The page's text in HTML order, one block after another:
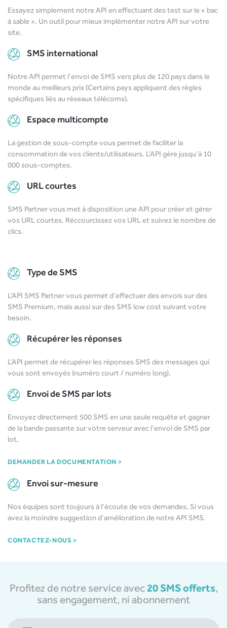
Essayez simplement notre API en effectuant des test sur le « bac
à sable ». Un outil pour mieux implémenter notre API sur votre
site.
SMS international
Notre API permet l’envoi de SMS vers plus de 120 pays dans le
monde au meilleurs prix (Certains pays appliquent des règles
spécifiques liés au réseaux télécoms).
Espace multicompte
La gestion de sous-compte vous permet de faciliter la
consommation de vos clients/utilisateurs. L’API gère jusqu’à 10
000 sous-comptes.
URL courtes
SMS Partner vous met à disposition une API pour créer et gérer
vos URL courtes. Réccourcissez vos URL et suivez le nombre de
clics.
Type de SMS
L’API SMS Partner vous permet d’effectuer des envois sur des
SMS Premium, mais aussi sur des SMS low cost suivant votre
besoin.
Récupérer les réponses
L’API permet de récupérer les réponses SMS des messages qui
vous sont envoyés (numéro court / numéro long).
Envoi de SMS par lots
Envoyez directement 500 SMS en une seule requête et gagner
de la bande passante sur votre serveur avec l’envoi de SMS par
lot.
DEMANDER LA DOCUMENTATION >
Envoi sur-mesure
Nos équipes sont toujours à l’écoute de vos demandes. Si vous
avez la moindre suggestion d’amélioration de notre API SMS.
CONTACTEZ-NOUS >
Profitez de notre service avec 20 SMS offerts,
sans engagement, ni abonnement